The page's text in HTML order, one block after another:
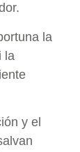
la
la
y el